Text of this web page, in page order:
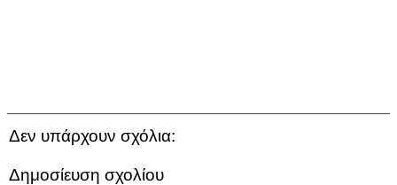
Δεν υπάρχουν σχόλια:
Δημοσίευση σχολίου